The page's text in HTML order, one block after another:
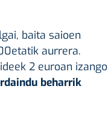
baita saioen
aurrera.
2 euroan izango
beharrik